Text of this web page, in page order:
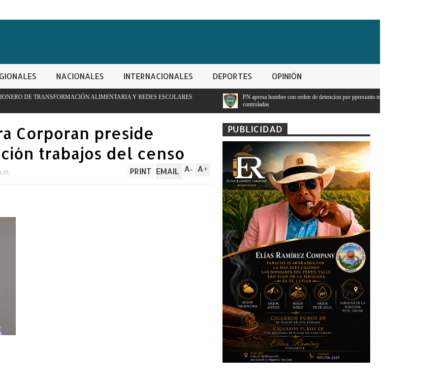
NACIONALES INTERNACIONALES DEPORTES OPINIÓN
ALIMENTARIA Y REDES ESCOLARES
PN apresa hombre con orden de detencion por ppresunto trafico de sustancias
Corporan preside
trabajos del censo
m. A+
A-
PRINT EMAIL
PUBLICIDAD